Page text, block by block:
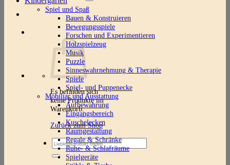
Es befinden sich
keine Produkte im
Warenkorb.
Zurück zum Shop
Suchen
nach:
Spiel und Spaß
Bauen & Konstruieren
Bewegungsspiele
Forschen und Experimentieren
Holzspielzeug
Musik
Puzzle
Sinneswahrnehmung & Therapie
Spiele
Spiel- und Puppenecke
Mobiliar und Ausstattung
Aufbewahrung
Eingangsbereich
Kuschelecken
Raumgestaltung
Regale & Schränke
Ruhe- & Schlafräume
Spielgeräte